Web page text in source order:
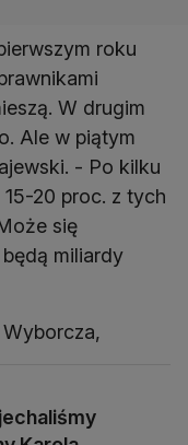
roku
W drugim
Ale w piątym
- Po kilku
20 proc. z tych
się
miliardy